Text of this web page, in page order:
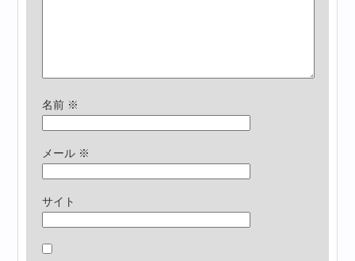
名前 ※
メール ※
サイト